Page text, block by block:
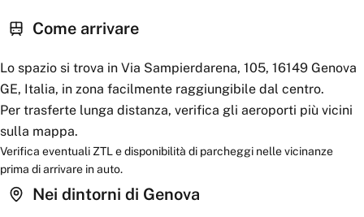
Come arrivare
Lo spazio si trova in Via Sampierdarena, 105, 16149 Genova
GE, Italia, in zona facilmente raggiungibile dal centro.
Per trasferte lunga distanza, verifica gli aeroporti più vicini
sulla mappa.
Verifica eventuali ZTL e disponibilità di parcheggi nelle vicinanze
prima di arrivare in auto.
Nei dintorni di Genova